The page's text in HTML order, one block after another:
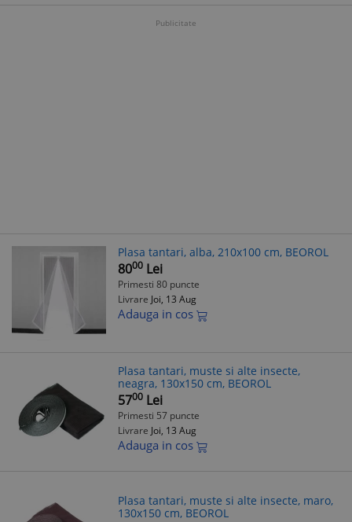
Publicitate
Plasa tantari, alba, 210x100 cm, BEOROL
8000 Lei
Primesti 80 puncte
Livrare Joi, 13 Aug
Adauga in cos
Plasa tantari, muste si alte insecte,
neagra, 130x150 cm, BEOROL
5700 Lei
Primesti 57 puncte
Livrare Joi, 13 Aug
Adauga in cos
Plasa tantari, muste si alte insecte, maro,
130x150 cm, BEOROL